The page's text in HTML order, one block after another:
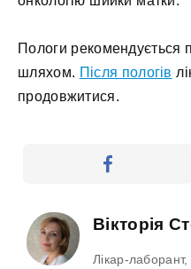
Пологи рекомендується
шляхом. Після пологів
продовжитися.
Вікторія
Лікар-лаборант,